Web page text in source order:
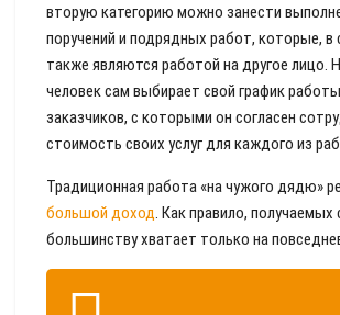
вторую категорию можно занести
поручений и подрядных работ, которые, в
также являются работой на другое лицо.
человек сам выбирает свой график
заказчиков, с которыми он согласен
стоимость своих услуг для каждого из
Традиционная работа «на чужого дядю»
большой доход. Как правило, получаемых
большинству хватает только на